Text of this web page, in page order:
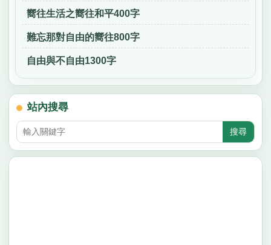
嚮往生活之嚮往和平400字
難忘那對自由的嚮往800字
自由與不自由1300字
站內搜尋